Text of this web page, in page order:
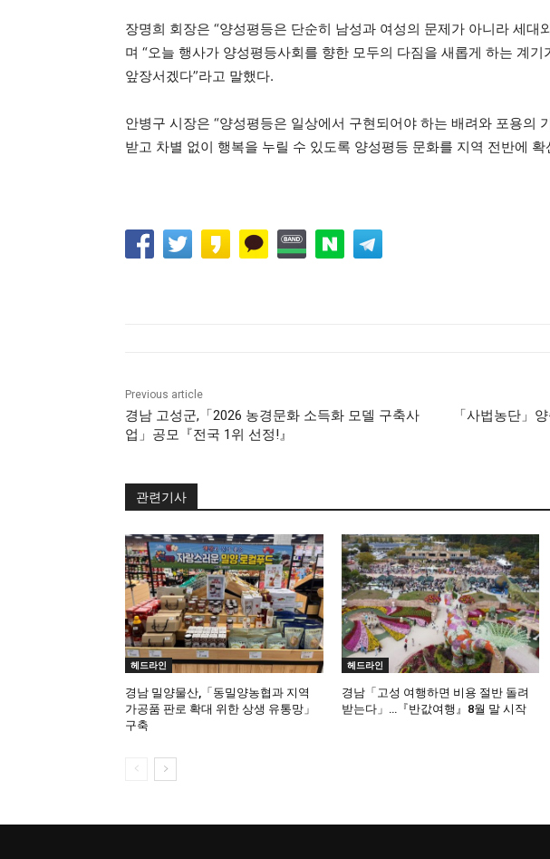
장명희 회장은 “양성평등은 단순히 남성과 여성의 문제가 아니라 세대
며 “오늘 행사가 양성평등사회를 향한 모두의 다짐을 새롭게 하는 계
앞장서겠다”라고 말했다.
안병구 시장은 “양성평등은 일상에서 구현되어야 하는 배려와 포용의
받고 차별 없이 행복을 누릴 수 있도록 양성평등 문화를 지역 전반에 확
Previous article
경남 고성군,「2026 농경문화 소득화 모델 구축사
업」공모『전국 1위 선정!』
「사법농단」
관련기사
헤드라인
경남 밀양물산,「동밀양농협과 지역
가공품 판로 확대 위한 상생 유통망」
구축
헤드라인
경남「고성 여행하면 비용 절반 돌려
받는다」…『반값여행』8월 말 시작